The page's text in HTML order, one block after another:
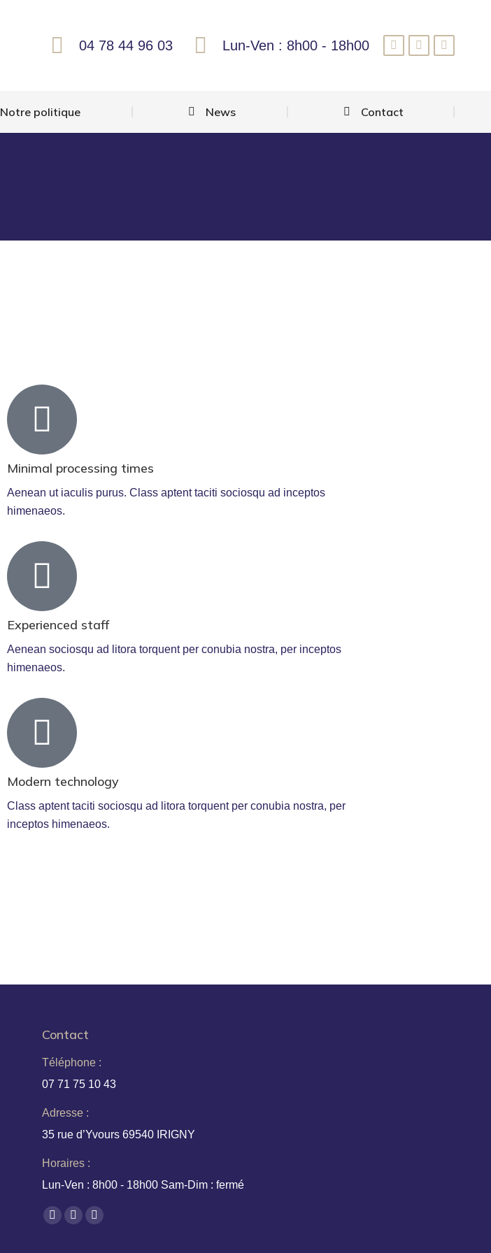
04 78 44 96 03 Lun-Ven : 8h00 - 18h00
Notre politique News Contact
Minimal processing times
Aenean ut iaculis purus. Class aptent taciti sociosqu ad inceptos
himenaeos.
Experienced staff
Aenean sociosqu ad litora torquent per conubia nostra, per inceptos
himenaeos.
Modern technology
Class aptent taciti sociosqu ad litora torquent per conubia nostra, per
inceptos himenaeos.
Contact
Téléphone :
07 71 75 10 43
Adresse :
35 rue d’Yvours 69540 IRIGNY
Horaires :
Lun-Ven : 8h00 - 18h00 Sam-Dim : fermé
Trouvez nous sur :